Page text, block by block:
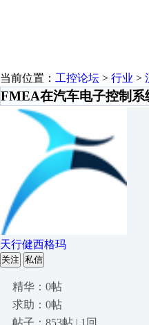
当前位置： 工控论坛 > 行业 >
FMEA在汽车电子控制系
天行健西格玛
关注 私信
精华：0帖
求助：0帖
帖子：853帖 | 1回